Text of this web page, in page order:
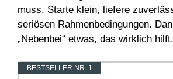
muss. Starte klein, liefere
seriösen Rahmenbedingungen.
„Nebenbei“ etwas, das wirklich hilft.
BESTSELLER NR. 1